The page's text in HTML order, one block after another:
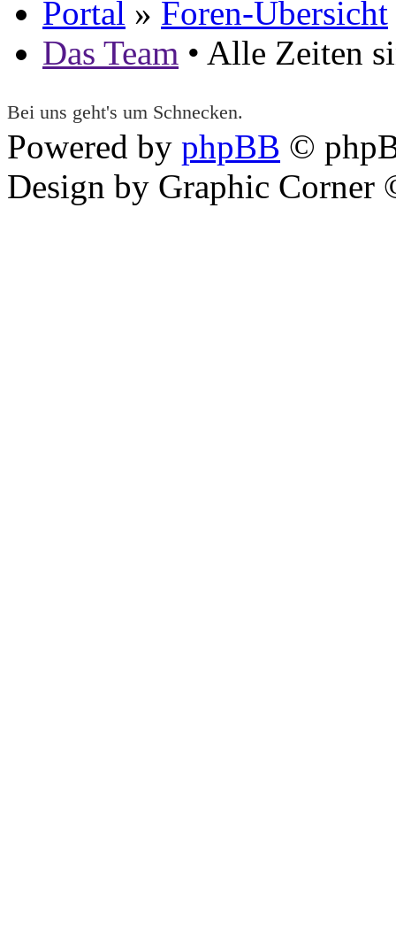
Portal » Foren-Übersicht
Das Team • Alle Zeiten
Bei uns geht's um Schnecken.
Powered by phpBB ©
Design by Graphic Corner